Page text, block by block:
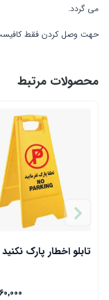
می گردد.
حهت وصل کردن فقط کافیست
محصولات مرتبط
تابلو اخطار پارک نکنید